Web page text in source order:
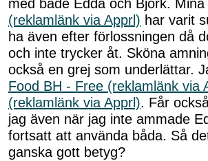
med både Edda och Björk. Mina
(reklamlänk via Apprl) har varit
ha även efter förlossningen då
och inte trycker åt. Sköna
också en grej som underlättar.
Food BH - Free (reklamlänk via
(reklamlänk via Apprl). Får
jag även när jag inte ammade
fortsatt att använda båda. Så
ganska gott betyg?